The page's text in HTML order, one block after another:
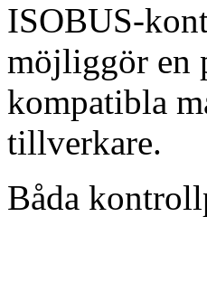
ISOBUS-
möjliggör en
kompatibla
tillverkare.
Båda